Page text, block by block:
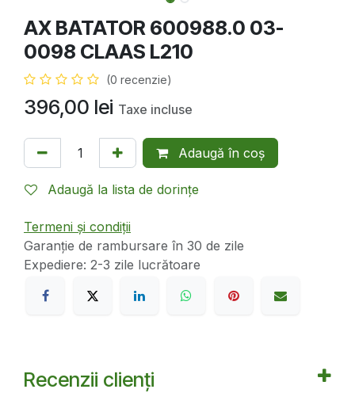
AX BATATOR 600988.0 03-
0098 CLAAS L210
(0 recenzie)
396,00 lei Taxe incluse
Adaugă în coș
Adaugă la lista de dorințe
Termeni și condiții
Garanție de rambursare în 30 de zile
Expediere: 2-3 zile lucrătoare
Recenzii clienți